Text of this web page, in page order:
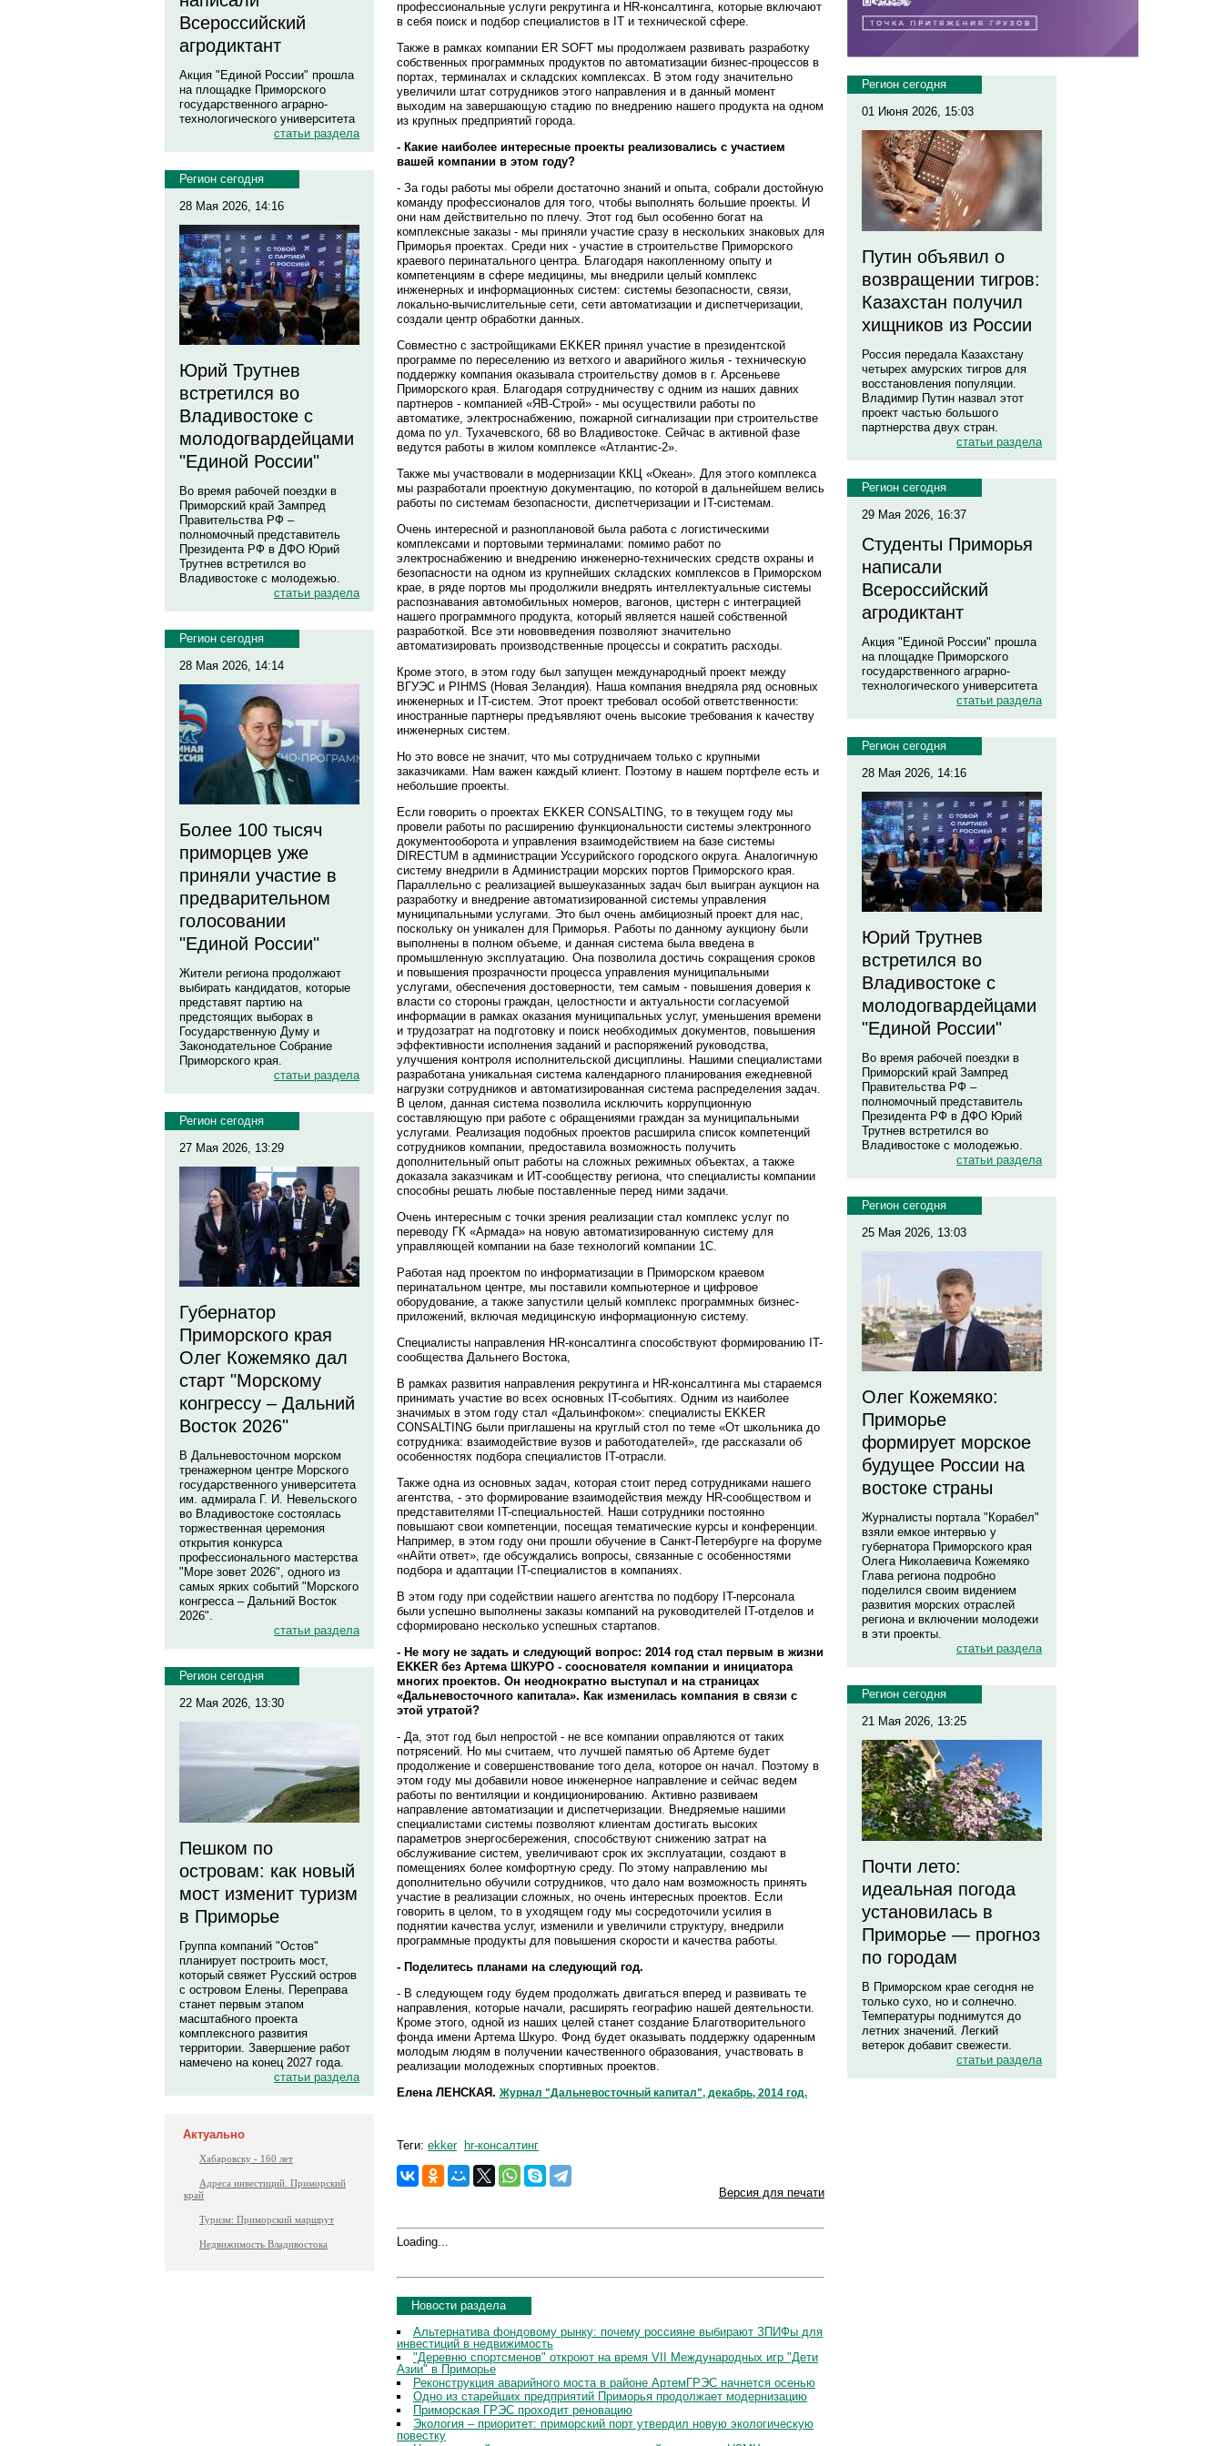
Всероссийский
агродиктант
Акция "Единой России" прошла
на площадке Приморского
государственного аграрно-
технологического университета
статьи раздела
Регион сегодня
28 Мая 2026, 14:16
Юрий Трутнев
встретился во
Владивостоке с
молодогвардейцами
"Единой России"
Во время рабочей поездки в
Приморский край Зампред
Правительства РФ –
полномочный представитель
Президента РФ в ДФО Юрий
Трутнев встретился во
Владивостоке с молодежью.
статьи раздела
Регион сегодня
28 Мая 2026, 14:14
Более 100 тысяч
приморцев уже
приняли участие в
предварительном
голосовании
"Единой России"
Жители региона продолжают
выбирать кандидатов, которые
представят партию на
предстоящих выборах в
Государственную Думу и
Законодательное Собрание
Приморского края.
статьи раздела
Регион сегодня
27 Мая 2026, 13:29
Губернатор
Приморского края
Олег Кожемяко дал
старт "Морскому
конгрессу – Дальний
Восток 2026"
В Дальневосточном морском
тренажерном центре Морского
государственного университета
им. адмирала Г. И. Невельского
во Владивостоке состоялась
торжественная церемония
открытия конкурса
профессионального мастерства
"Море зовет 2026", одного из
самых ярких событий "Морского
конгресса – Дальний Восток
2026".
статьи раздела
Регион сегодня
22 Мая 2026, 13:30
Пешком по
островам: как новый
мост изменит туризм
в Приморье
Группа компаний "Остов"
планирует построить мост,
который свяжет Русский остров
с островом Елены. Переправа
станет первым этапом
масштабного проекта
комплексного развития
территории. Завершение работ
намечено на конец 2027 года.
статьи раздела
Актуально
Хабаровску - 160 лет
Адреса инвестиций. Приморский
край
Туризм: Приморский маршрут
Недвижимость Владивостока
профессиональные услуги рекрутинга и HR-консалтинга, которые включают
в себя поиск и подбор специалистов в IT и технической сфере.
Также в рамках компании ER SOFT мы продолжаем развивать разработку
собственных программных продуктов по автоматизации бизнес-процессов в
портах, терминалах и складских комплексах. В этом году значительно
увеличили штат сотрудников этого направления и в данный момент
выходим на завершающую стадию по внедрению нашего продукта на одном
из крупных предприятий города.
- Какие наиболее интересные проекты реализовались с участием
вашей компании в этом году?
- За годы работы мы обрели достаточно знаний и опыта, собрали достойную
команду профессионалов для того, чтобы выполнять большие проекты. И
они нам действительно по плечу. Этот год был особенно богат на
комплексные заказы - мы приняли участие сразу в нескольких знаковых для
Приморья проектах. Среди них - участие в строительстве Приморского
краевого перинатального центра. Благодаря накопленному опыту и
компетенциям в сфере медицины, мы внедрили целый комплекс
инженерных и информационных систем: системы безопасности, связи,
локально-вычислительные сети, сети автоматизации и диспетчеризации,
создали центр обработки данных.
Совместно с застройщиками EKKER принял участие в президентской
программе по переселению из ветхого и аварийного жилья - техническую
поддержку компания оказывала строительству домов в г. Арсеньеве
Приморского края. Благодаря сотрудничеству с одним из наших давних
партнеров - компанией «ЯВ-Строй» - мы осуществили работы по
автоматике, электроснабжению, пожарной сигнализации при строительстве
дома по ул. Тухачевского, 68 во Владивостоке. Сейчас в активной фазе
ведутся работы в жилом комплексе «Атлантис-2».
Также мы участвовали в модернизации ККЦ «Океан». Для этого комплекса
мы разработали проектную документацию, по которой в дальнейшем велись
работы по системам безопасности, диспетчеризации и IT-системам.
Очень интересной и разноплановой была работа с логистическими
комплексами и портовыми терминалами: помимо работ по
электроснабжению и внедрению инженерно-технических средств охраны и
безопасности на одном из крупнейших складских комплексов в Приморском
крае, в ряде портов мы продолжили внедрять интеллектуальные системы
распознавания автомобильных номеров, вагонов, цистерн с интеграцией
нашего программного продукта, который является нашей собственной
разработкой. Все эти нововведения позволяют значительно
автоматизировать производственные процессы и сократить расходы.
Кроме этого, в этом году был запущен международный проект между
ВГУЭС и PIHMS (Новая Зеландия). Наша компания внедряла ряд основных
инженерных и IT-систем. Этот проект требовал особой ответственности:
иностранные партнеры предъявляют очень высокие требования к качеству
инженерных систем.
Но это вовсе не значит, что мы сотрудничаем только с крупными
заказчиками. Нам важен каждый клиент. Поэтому в нашем портфеле есть и
небольшие проекты.
Если говорить о проектах EKKER CONSALTING, то в текущем году мы
провели работы по расширению функциональности системы электронного
документооборота и управления взаимодействием на базе системы
DIRECTUM в администрации Уссурийского городского округа. Аналогичную
систему внедрили в Администрации морских портов Приморского края.
Параллельно с реализацией вышеуказанных задач был выигран аукцион на
разработку и внедрение автоматизированной системы управления
муниципальными услугами. Это был очень амбициозный проект для нас,
поскольку он уникален для Приморья. Работы по данному аукциону были
выполнены в полном объеме, и данная система была введена в
промышленную эксплуатацию. Она позволила достичь сокращения сроков
и повышения прозрачности процесса управления муниципальными
услугами, обеспечения достоверности, тем самым - повышения доверия к
власти со стороны граждан, целостности и актуальности согласуемой
информации в рамках оказания муниципальных услуг, уменьшения времени
и трудозатрат на подготовку и поиск необходимых документов, повышения
эффективности исполнения заданий и распоряжений руководства,
улучшения контроля исполнительской дисциплины. Нашими специалистами
разработана уникальная система календарного планирования ежедневной
нагрузки сотрудников и автоматизированная система распределения задач.
В целом, данная система позволила исключить коррупционную
составляющую при работе с обращениями граждан за муниципальными
услугами. Реализация подобных проектов расширила список компетенций
сотрудников компании, предоставила возможность получить
дополнительный опыт работы на сложных режимных объектах, а также
доказала заказчикам и ИТ-сообществу региона, что специалисты компании
способны решать любые поставленные перед ними задачи.
Очень интересным с точки зрения реализации стал комплекс услуг по
переводу ГК «Армада» на новую автоматизированную систему для
управляющей компании на базе технологий компании 1C.
Работая над проектом по информатизации в Приморском краевом
перинатальном центре, мы поставили компьютерное и цифровое
оборудование, а также запустили целый комплекс программных бизнес-
приложений, включая медицинскую информационную систему.
Специалисты направления HR-консалтинга способствуют формированию IT-
сообщества Дальнего Востока,
В рамках развития направления рекрутинга и HR-консалтинга мы стараемся
принимать участие во всех основных IT-cобытиях. Одним из наиболее
значимых в этом году стал «Дальинфоком»: специалисты EKKER
CONSALTING были приглашены на круглый стол по теме «От школьника до
сотрудника: взаимодействие вузов и работодателей», где рассказали об
особенностях подбора специалистов IT-отрасли.
Также одна из основных задач, которая стоит перед сотрудниками нашего
агентства, - это формирование взаимодействия между HR-сообществом и
представителями IT-специальностей. Наши сотрудники постоянно
повышают свои компетенции, посещая тематические курсы и конференции.
Например, в этом году они прошли обучение в Санкт-Петербурге на форуме
«нАйти ответ», где обсуждались вопросы, связанные с особенностями
подбора и адаптации IT-специалистов в компаниях.
В этом году при содействии нашего агентства по подбору IT-персонала
были успешно выполнены заказы компаний на руководителей IT-отделов и
сформировано несколько успешных стартапов.
- Не могу не задать и следующий вопрос: 2014 год стал первым в жизни
EKKER без Артема ШКУРО - сооснователя компании и инициатора
многих проектов. Он неоднократно выступал и на страницах
«Дальневосточного капитала». Как изменилась компания в связи с
этой утратой?
- Да, этот год был непростой - не все компании оправляются от таких
потрясений. Но мы считаем, что лучшей памятью об Артеме будет
продолжение и совершенствование того дела, которое он начал. Поэтому в
этом году мы добавили новое инженерное направление и сейчас ведем
работы по вентиляции и кондиционированию. Активно развиваем
направление автоматизации и диспетчеризации. Внедряемые нашими
специалистами системы позволяют клиентам достигать высоких
параметров энергосбережения, способствуют снижению затрат на
обслуживание систем, увеличивают срок их эксплуатации, создают в
помещениях более комфортную среду. По этому направлению мы
дополнительно обучили сотрудников, что дало нам возможность принять
участие в реализации сложных, но очень интересных проектов. Если
говорить в целом, то в уходящем году мы сосредоточили усилия в
поднятии качества услуг, изменили и увеличили структуру, внедрили
программные продукты для повышения скорости и качества работы.
- Поделитесь планами на следующий год.
- В следующем году будем продолжать двигаться вперед и развивать те
направления, которые начали, расширять географию нашей деятельности.
Кроме этого, одной из наших целей станет создание Благотворительного
фонда имени Артема Шкуро. Фонд будет оказывать поддержку одаренным
молодым людям в получении качественного образования, участвовать в
реализации молодежных спортивных проектов.
Елена ЛЕНСКАЯ. Журнал "Дальневосточный капитал", декабрь, 2014 год.
Теги: ekker hr-консалтинг
Версия для печати
Loading...
Новости раздела
Альтернатива фондовому рынку: почему россияне выбирают ЗПИФы для
инвестиций в недвижимость
"Деревню спортсменов" откроют на время VII Международных игр "Дети
Азии" в Приморье
Реконструкция аварийного моста в районе АртемГРЭС начнется осенью
Одно из старейших предприятий Приморья продолжает модернизацию
Приморская ГРЭС проходит реновацию
Экология – приоритет: приморский порт утвердил новую экологическую
повестку
Регион сегодня
01 Июня 2026, 15:03
Путин объявил о
возвращении тигров:
Казахстан получил
хищников из России
Россия передала Казахстану
четырех амурских тигров для
восстановления популяции.
Владимир Путин назвал этот
проект частью большого
партнерства двух стран.
статьи раздела
Регион сегодня
29 Мая 2026, 16:37
Студенты Приморья
написали
Всероссийский
агродиктант
Акция "Единой России" прошла
на площадке Приморского
государственного аграрно-
технологического университета
статьи раздела
Регион сегодня
28 Мая 2026, 14:16
Юрий Трутнев
встретился во
Владивостоке с
молодогвардейцами
"Единой России"
Во время рабочей поездки в
Приморский край Зампред
Правительства РФ –
полномочный представитель
Президента РФ в ДФО Юрий
Трутнев встретился во
Владивостоке с молодежью.
статьи раздела
Регион сегодня
25 Мая 2026, 13:03
Олег Кожемяко:
Приморье
формирует морское
будущее России на
востоке страны
Журналисты портала "Корабел"
взяли емкое интервью у
губернатора Приморского края
Олега Николаевича Кожемяко
Глава региона подробно
поделился своим видением
развития морских отраслей
региона и включении молодежи
в эти проекты.
статьи раздела
Регион сегодня
21 Мая 2026, 13:25
Почти лето:
идеальная погода
установилась в
Приморье — прогноз
по городам
В Приморском крае сегодня не
только сухо, но и солнечно.
Температуры поднимутся до
летних значений. Легкий
ветерок добавит свежести.
статьи раздела